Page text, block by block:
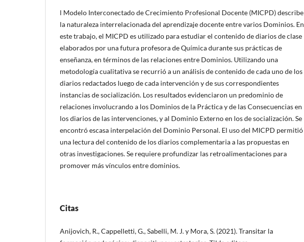
l Modelo Interconectado de Crecimiento Profesional Docente (MICPD) describe
la naturaleza interrelacionada del aprendizaje docente entre varios Dominios. En
este trabajo, el MICPD es utilizado para estudiar el contenido de diarios de clase
elaborados por una futura profesora de Química durante sus prácticas de
enseñanza, en términos de las relaciones entre Dominios. Utilizando una
metodología cualitativa se recurrió a un análisis de contenido de cada uno de los
diarios redactados luego de cada intervención y de sus correspondientes
instancias de socialización. Los resultados evidenciaron un predominio de
relaciones involucrando a los Dominios de la Práctica y de las Consecuencias en
los diarios de las intervenciones, y al Dominio Externo en los de socialización. Se
encontró escasa interpelación del Dominio Personal. El uso del MICPD permitió
una lectura del contenido de los diarios complementaria a las propuestas en
otras investigaciones. Se requiere profundizar las retroalimentaciones para
promover más vínculos entre dominios.
Citas
Anijovich, R., Cappelletti, G., Sabelli, M. J. y Mora, S. (2021). Transitar la